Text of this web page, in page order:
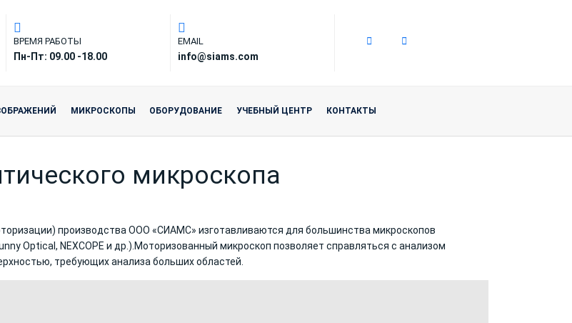
ВРЕМЯ РАБОТЫ
Пн-Пт: 09.00 -18.00
EMAIL
info@siams.com
МИКРОСКОПЫ ОБОРУДОВАНИЕ УЧЕБНЫЙ ЦЕНТР КОНТАКТЫ
микроскопа
производства ООО «СИАМС» изготавливаются для большинства микроскопов
Optical, NEXCOPE и др.).Моторизованный микроскоп позволяет справляться с анализом
требующих анализа больших областей.